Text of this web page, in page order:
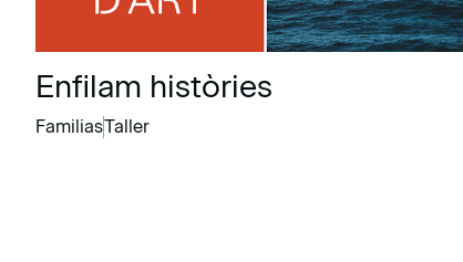
Enfilam històries
FamiliasTaller